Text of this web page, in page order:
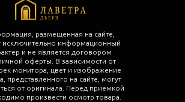
размещенная на сайте,
исключительно информационный
и не является договором
оферты. В зависимости от
монитора, цвет и изображение
представленного на сайте, могут
от оригинала. Перед приемкой
произвести осмотр товара.